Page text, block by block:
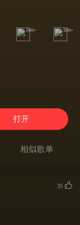
999+ 999+
打开
相似歌单
35